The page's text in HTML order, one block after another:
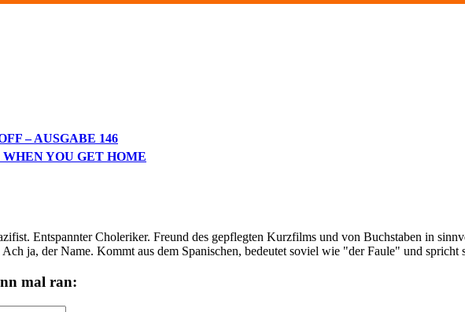
– AUSGABE 146
YOU GET HOME
Entspannter Choleriker. Freund des gepflegten Kurzfilms und von Buchstaben in
ja, der Name. Kommt aus dem Spanischen, bedeutet soviel wie "der Faule" und spricht
mal ran: